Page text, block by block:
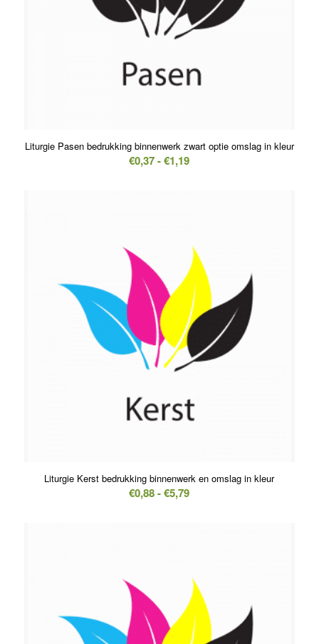
Liturgie Pasen bedrukking binnenwerk zwart optie omslag in kleur
€0,37 - €1,19Prijsklasse:
Liturgie Kerst bedrukking binnenwerk en omslag in kleur
€0,88 - €5,79Prijsklasse: